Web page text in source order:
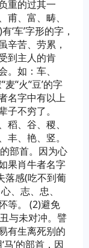
重的过其一
、富、畴、
‘车’字形的字，
辛苦、劳累，
到主人的肯
如：车、
’‘火’‘豆’的字
名字中有以上
不穷了。
、谷、稷、
、艳、竖。
的部首。因为心
果肖牛者名字
落感(吃不到葡
、志、忠、
等。 (2)避免
与未对冲。譬
有生离死别的
’的部首，因